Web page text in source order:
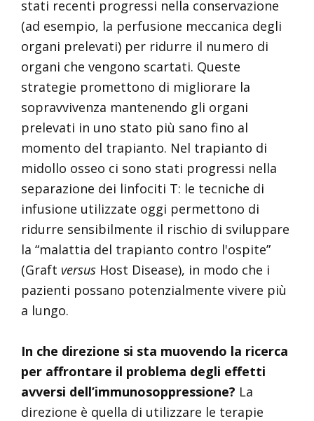
stati recenti progressi nella conservazione
(ad esempio, la perfusione meccanica degli
organi prelevati) per ridurre il numero di
organi che vengono scartati. Queste
strategie promettono di migliorare la
sopravvivenza mantenendo gli organi
prelevati in uno stato più sano fino al
momento del trapianto. Nel trapianto di
midollo osseo ci sono stati progressi nella
separazione dei linfociti T: le tecniche di
infusione utilizzate oggi permettono di
ridurre sensibilmente il rischio di sviluppare
la “malattia del trapianto contro l'ospite”
(Graft versusHost Disease), in modo che i
pazienti possano potenzialmente vivere più
a lungo.
In che direzione si sta muovendo la ricerca
per affrontare il problema degli effetti
avversi dell’immunosoppressione? La
direzione è quella di utilizzare le terapie